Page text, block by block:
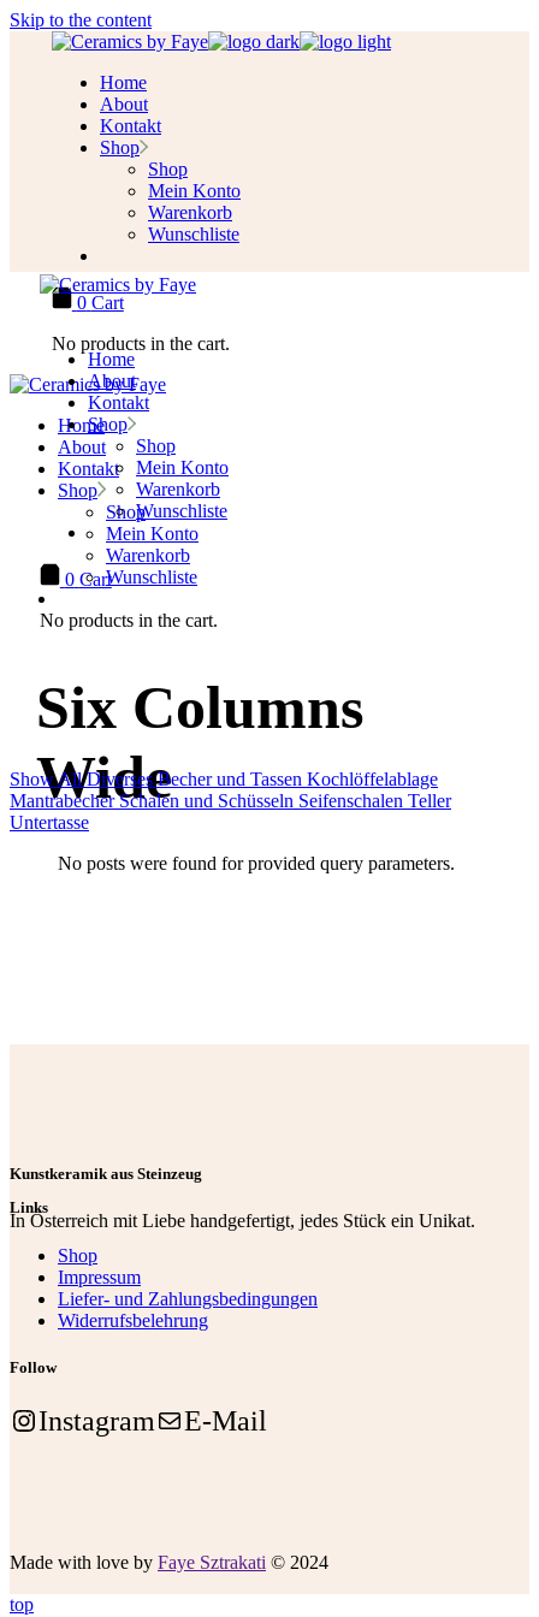
Skip to the content
Home
About
Kontakt
Shop
Shop
Mein Konto
Warenkorb
Wunschliste
0 Cart
No products in the cart.
Home
About
Kontakt
Shop
Shop
Mein Konto
Warenkorb
Wunschliste
Home
About
Kontakt
Shop
Shop
Mein Konto
Warenkorb
Wunschliste
0 Cart
No products in the cart.
Six Columns
Wide
Show All Diverses Becher und Tassen Kochlöffelablage
Mantrabecher Schalen und Schüsseln Seifenschalen Teller
Untertasse
No posts were found for provided query parameters.
Kunstkeramik aus Steinzeug
In Österreich mit Liebe handgefertigt, jedes Stück ein Unikat.
Links
Shop
Impressum
Liefer- und Zahlungsbedingungen
Widerrufsbelehrung
Follow
Instagram E-Mail
Made with love by Faye Sztrakati © 2024
top